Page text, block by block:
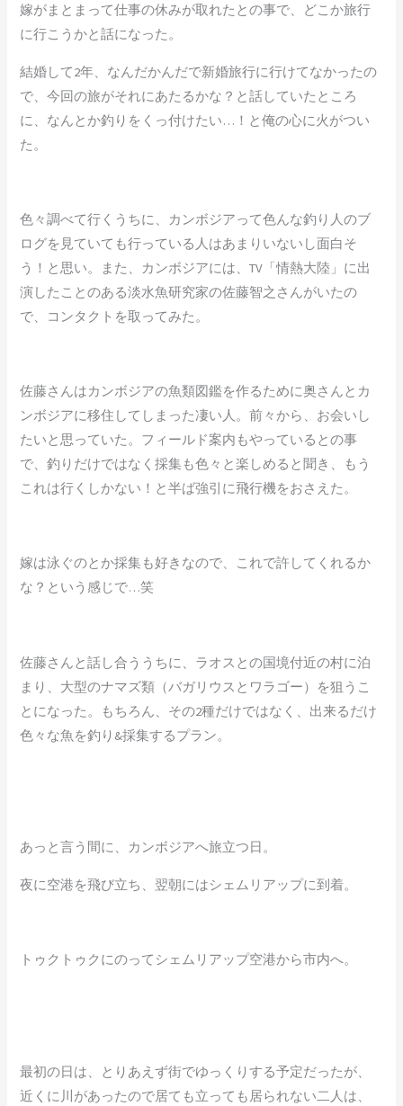
嫁がまとまって仕事の休みが取れたとの事で、どこか旅行
に行こうかと話になった。
結婚して2年、なんだかんだで新婚旅行に行けてなかったの
で、今回の旅がそれにあたるかな？と話していたところ
に、なんとか釣りをくっ付けたい…！と俺の心に火がつい
た。
色々調べて行くうちに、カンボジアって色んな釣り人のブ
ログを見ていても行っている人はあまりいないし面白そ
う！と思い。また、カンボジアには、TV「情熱大陸」に出
演したことのある淡水魚研究家の佐藤智之さんがいたの
で、コンタクトを取ってみた。
佐藤さんはカンボジアの魚類図鑑を作るために奥さんとカ
ンボジアに移住してしまった凄い人。前々から、お会いし
たいと思っていた。フィールド案内もやっているとの事
で、釣りだけではなく採集も色々と楽しめると聞き、もう
これは行くしかない！と半ば強引に飛行機をおさえた。
嫁は泳ぐのとか採集も好きなので、これで許してくれるか
な？という感じで…笑
佐藤さんと話し合ううちに、ラオスとの国境付近の村に泊
まり、大型のナマズ類（バガリウスとワラゴー）を狙うこ
とになった。もちろん、その2種だけではなく、出来るだけ
色々な魚を釣り&採集するプラン。
あっと言う間に、カンボジアへ旅立つ日。
夜に空港を飛び立ち、翌朝にはシェムリアップに到着。
トゥクトゥクにのってシェムリアップ空港から市内へ。
最初の日は、とりあえず街でゆっくりする予定だったが、
近くに川があったので居ても立っても居られない二人は、